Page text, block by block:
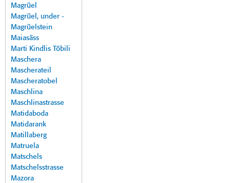
Magrüel
Magrüel, under -
Magrüelstein
Maiasäss
Marti Kindlis Töbili
Maschera
Mascherateil
Mascheratobel
Maschlina
Maschlinastrasse
Matidaboda
Matidarank
Matillaberg
Matruela
Matschels
Matschelsstrasse
Mazora